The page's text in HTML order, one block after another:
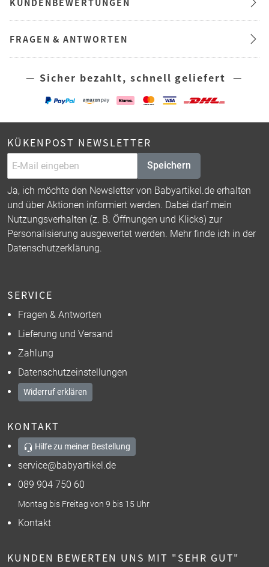
FRAGEN & ANTWORTEN
— Sicher bezahlt, schnell geliefert —
KÜKENPOST NEWSLETTER
Speichern
Ja, ich möchte den Newsletter von Babyartikel.de erhalten
und über Aktionen informiert werden. Dabei darf mein
Nutzungsverhalten (z. B. Öffnungen und Klicks) zur
Personalisierung ausgewertet werden. Mehr finde ich in der
Datenschutzerklärung.
SERVICE
Fragen & Antworten
Lieferung und Versand
Zahlung
Datenschutzeinstellungen
Widerruf erklären
KONTAKT
Hilfe zu meiner Bestellung
service@babyartikel.de
089 904 750 60
Montag bis Freitag von 9 bis 15 Uhr
Kontakt
KUNDEN BEWERTEN UNS MIT "SEHR GUT"